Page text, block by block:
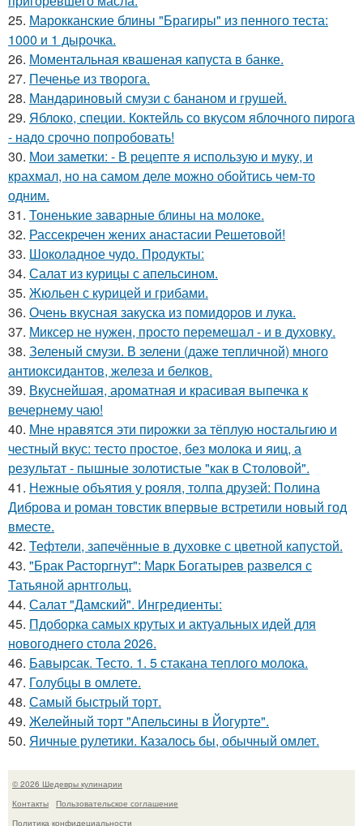
25. Марокканские блины "Брагиры" из пенного теста:
1000 и 1 дырочка.
26. Моментальная квашеная капуста в банке.
27. Печенье из творога.
28. Мандариновый смузи с бананом и грушей.
29. Яблоко, специи. Коктейль со вкусом яблочного пирога
- надо срочно попробовать!
30. Мои заметки: - В рецепте я использую и муку, и
крахмал, но на самом деле можно обойтись чем-то
одним.
31. Тоненькие заварные блины на молоке.
32. Рассекречен жених анастасии Решетовой!
33. Шоколадное чудо. Продукты:
34. Салат из курицы с апельсином.
35. Жюльен с курицей и грибами.
36. Очень вкусная закуска из помидоpов и лука.
37. Миксеp не нужен, просто перемешал - и в духовку.
38. Зеленый смузи. В зелени (даже тепличной) много
антиоксидантов, железа и белков.
39. Вкуснейшая, ароматная и красивая выпечка к
вечернему чаю!
40. Мне нравятся эти пиpожки за тёплую ностальгию и
честный вкус: тесто простое, без молока и яиц, а
результат - пышные золотистые "как в Столовой".
41. Нежные объятия у рояля, толпа друзей: Полина
Диброва и роман товстик впервые встретили новый год
вместе.
42. Тефтели, запечённые в духовке с цветной капустой.
43. "Брак Расторгнут": Марк Богатырев развелся с
Татьяной арнтгольц.
44. Салат "Дамский". Ингредиенты:
45. Пдоборка самых крутых и актуальных идей для
новогоднего стола 2026.
46. Бавырсак. Тесто. 1. 5 стакана теплого молока.
47. Голубцы в омлете.
48. Самый быстрый торт.
49. Желейный торт "Апельсины в Йогурте".
50. Яичные рулетики. Казалось бы, обычный омлет.
© 2026 Шедевры кулинарии
Контакты
Пользовательское соглашение
Политика конфидециальности